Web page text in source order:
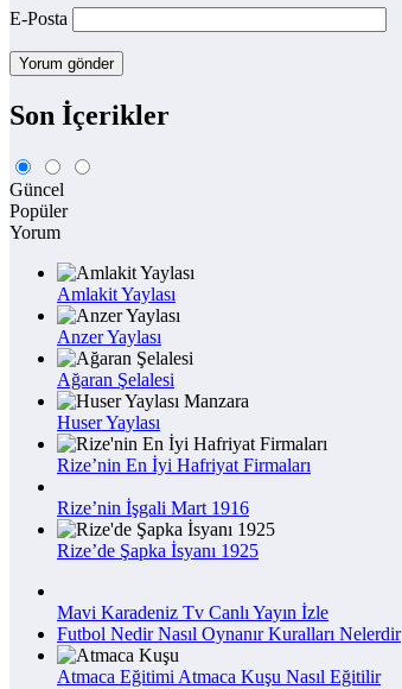
E-Posta
Son İçerikler
Güncel
Popüler
Yorum
Amlakit Yaylası
Anzer Yaylası
Ağaran Şelalesi
Huser Yaylası
Rize’nin En İyi Hafriyat Firmaları
Rize’nin İşgali Mart 1916
Rize’de Şapka İsyanı 1925
Mavi Karadeniz Tv Canlı Yayın İzle
Futbol Nedir Nasıl Oynanır Kuralları Nelerdir
Atmaca Eğitimi Atmaca Kuşu Nasıl Eğitilir